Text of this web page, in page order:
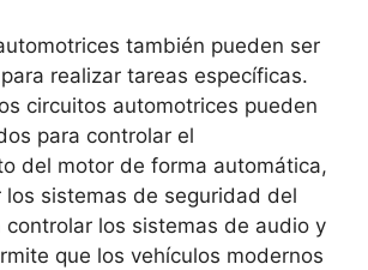
también pueden ser
realizar tareas específicas.
circuitos automotrices pueden
para controlar el
del motor de forma automática,
los sistemas de seguridad del
controlar los sistemas de audio y
que los vehículos modernos